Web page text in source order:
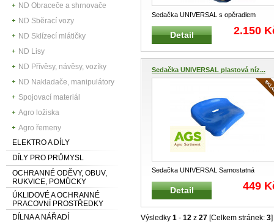
ND Obraceče a shrnovače
ND Sběrací vozy
ND Sklízecí mlátičky
ND Lisy
ND Přívěsy, návěsy, vozíky
ND Nakladače, manipulátory
Spojovací materiál
Agro ložiska
Agro řemeny
ELEKTRO A DÍLY
DÍLY PRO PRŮMYSL
OCHRANNÉ ODĚVY, OBUV,
RUKVICE, POMŮCKY
ÚKLIDOVÉ A OCHRANNÉ
PRACOVNÍ PROSTŘEDKY
DÍLNA A NÁŘADÍ
Sedačka UNIVERSAL s opěradlem
Samostatná polstrovaná koženková
sedačk...
Detail 2.150
Sedačka UNIVERSAL plastová níz...
Sedačka UNIVERSAL Samostatná
plastová sedačka s nízkým opěradlem
...
Detail 449
Výsledky 1 - 12 z 27 [Celkem stránek: 3]